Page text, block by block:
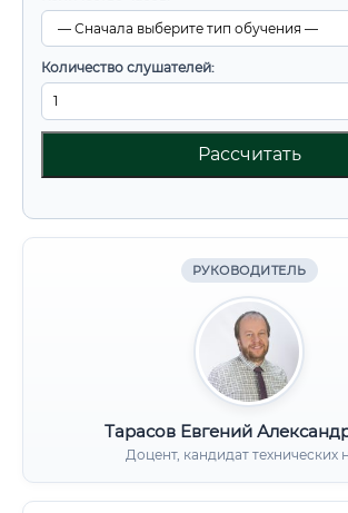
Количество слушателей:
Рассчитать
РУКОВОДИТЕЛЬ
Тарасов Евгений
Доцент, кандидат технических